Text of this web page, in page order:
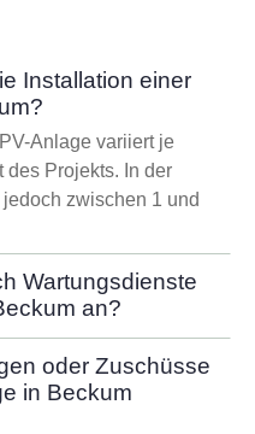
Installation einer
Anlage variiert je
des Projekts. In der
zwischen 1 und
Wartungsdienste
an?
oder Zuschüsse
in Beckum